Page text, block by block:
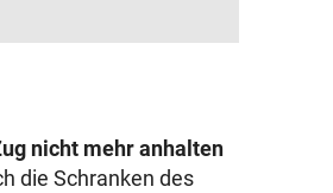
nicht mehr anhalten
die Schranken des